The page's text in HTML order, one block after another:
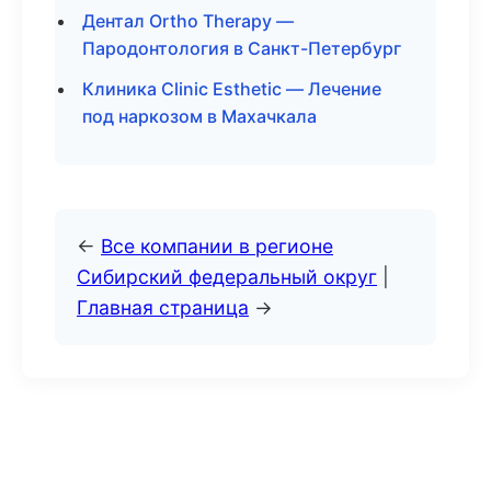
Дентал Ortho Therapy —
Пародонтология в Санкт-Петербург
Клиника Clinic Esthetic — Лечение
под наркозом в Махачкала
← Все компании в регионе
Сибирский федеральный округ
Главная страница →